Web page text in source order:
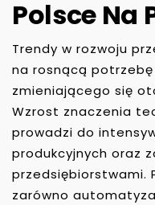
Polsce Na
Trendy w rozwoju
na rosnącą
zmieniającego się
Wzrost znaczenia
prowadzi do
produkcyjnych oraz
przedsiębiorstwami.
zarówno